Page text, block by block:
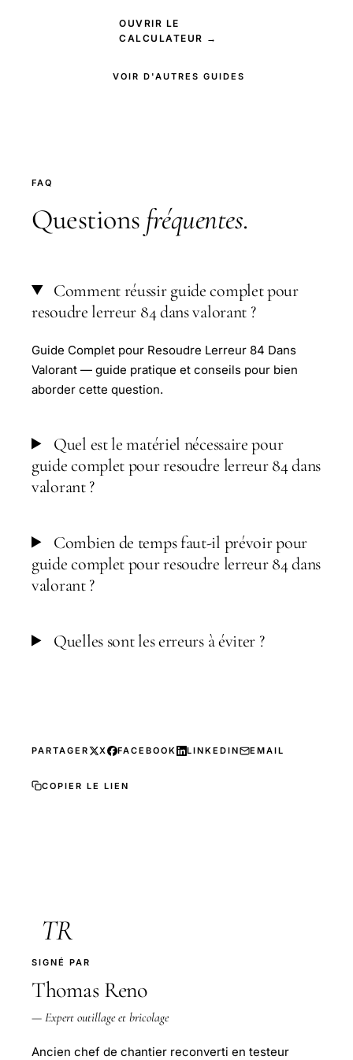
OUVRIR LE
CALCULATEUR →
VOIR D'AUTRES GUIDES
FAQ
Questions fréquentes.
Comment réussir guide complet pour
resoudre lerreur 84 dans valorant ?
Guide Complet pour Resoudre Lerreur 84 Dans
Valorant — guide pratique et conseils pour bien
aborder cette question.
Quel est le matériel nécessaire pour
guide complet pour resoudre lerreur 84 dans
valorant ?
Combien de temps faut-il prévoir pour
guide complet pour resoudre lerreur 84 dans
valorant ?
Quelles sont les erreurs à éviter ?
PARTAGER X FACEBOOK LINKEDIN EMAIL
COPIER LE LIEN
TR
SIGNÉ PAR
Thomas Reno
— Expert outillage et bricolage
Ancien chef de chantier reconverti en testeur